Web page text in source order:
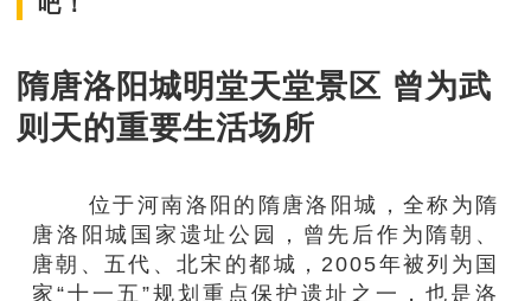
隋唐洛阳城明堂天堂景区 曾为武
则天的重要生活场所
位于河南洛阳的隋唐洛阳城，全称为隋
唐洛阳城国家遗址公园，曾先后作为隋朝、
唐朝、五代、北宋的都城，2005年被列为国
家“十一五”规划重点保护遗址之一，也是洛